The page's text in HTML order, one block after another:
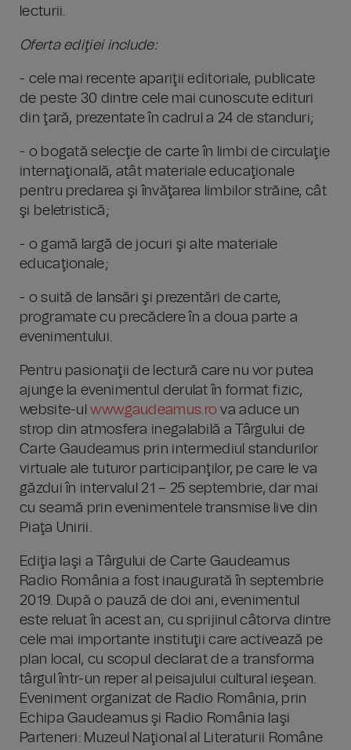
lecturii.
Oferta ediţiei include:
- cele mai recente apariţii editoriale, publicate
de peste 30 dintre cele mai cunoscute edituri
din ţară, prezentate în cadrul a 24 de standuri;
- o bogată selecţie de carte în limbi de circulaţie
internaţională, atât materiale educaţionale
pentru predarea şi învăţarea limbilor străine, cât
şi beletristică;
- o gamă largă de jocuri şi alte materiale
educaţionale;
- o suită de lansări şi prezentări de carte,
programate cu precădere în a doua parte a
evenimentului.
Pentru pasionaţii de lectură care nu vor putea
ajunge la evenimentul derulat în format fizic,
website-ulwww.gaudeamus.ro va aduce un
strop din atmosfera inegalabilă a Târgului de
Carte Gaudeamus prin intermediul standurilor
virtuale ale tuturor participanţilor, pe care le va
găzdui în intervalul 21 – 25 septembrie, dar mai
cu seamă prin evenimentele transmise live din
Piaţa Unirii.
Ediţia Iaşi a Târgului de Carte Gaudeamus
Radio România a fost inaugurată în septembrie
2019. După o pauză de doi ani, evenimentul
este reluat în acest an, cu sprijinul câtorva dintre
cele mai importante instituţii care activează pe
plan local, cu scopul declarat de a transforma
târgul într-un reper al peisajului cultural ieşean.
Eveniment organizat de Radio România, prin
Echipa Gaudeamus şi Radio România Iaşi
Parteneri: Muzeul Naţional al Literaturii Române